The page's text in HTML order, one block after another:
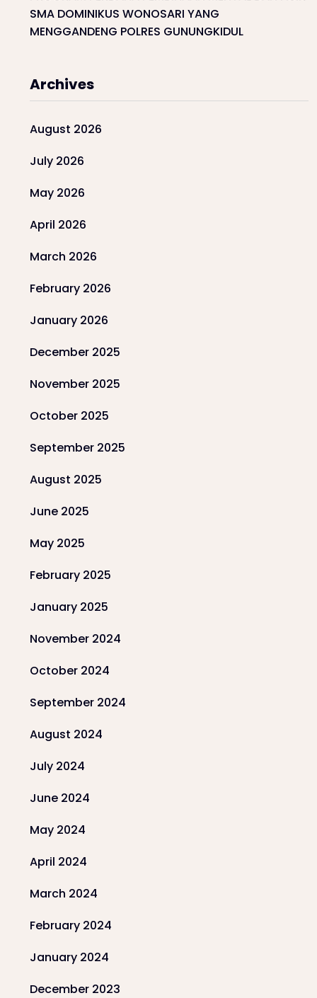
SMA DOMINIKUS WONOSARI YANG
MENGGANDENG POLRES GUNUNGKIDUL
Archives
August 2026
July 2026
May 2026
April 2026
March 2026
February 2026
January 2026
December 2025
November 2025
October 2025
September 2025
August 2025
June 2025
May 2025
February 2025
January 2025
November 2024
October 2024
September 2024
August 2024
July 2024
June 2024
May 2024
April 2024
March 2024
February 2024
January 2024
December 2023